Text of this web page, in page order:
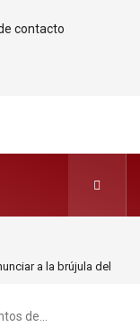
contacto
a la brújula del
de…